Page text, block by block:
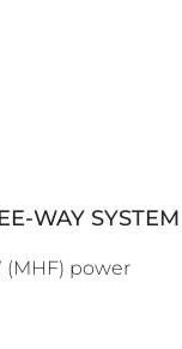
WAY SYSTEM
(MHF) power